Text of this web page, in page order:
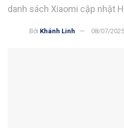
danh sách Xiaomi cập nhật
Bởi Khánh Linh 08/07/2025